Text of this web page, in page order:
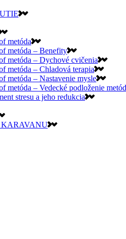
metóda
metóda – Benefity
metóda – Dychové cvičenia
metóda – Chladová terapia
metóda – Nastavenie mysle
metóda – Vedecké podloženie
stresu a jeho redukcia
KARAVANU